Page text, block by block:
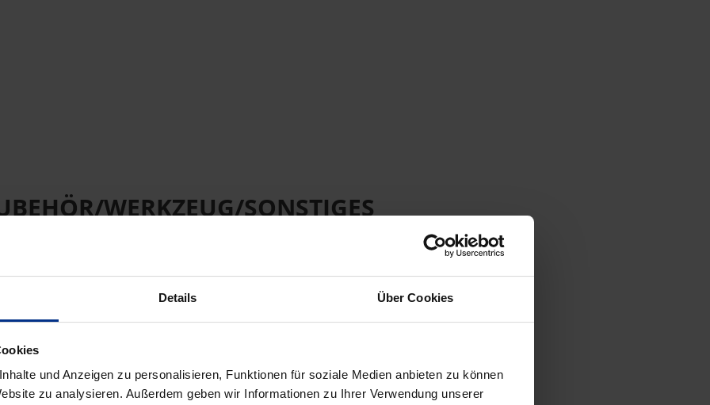
Details Über Cookies
und Anzeigen zu personalisieren, Funktionen für soziale Medien anbieten zu können
zu analysieren. Außerdem geben wir Informationen zu Ihrer Verwendung unserer
WERKZEUG/SONSTIGES